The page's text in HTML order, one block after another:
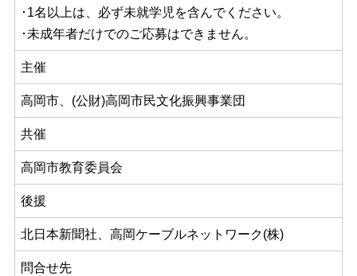
･1名以上は、必ず未就学児を含んでください。
･未成年者だけでのご応募はできません。
主催
高岡市、(公財)高岡市民文化振興事業団
共催
高岡市教育委員会
後援
北日本新聞社、高岡ケーブルネットワーク(株)
問合せ先